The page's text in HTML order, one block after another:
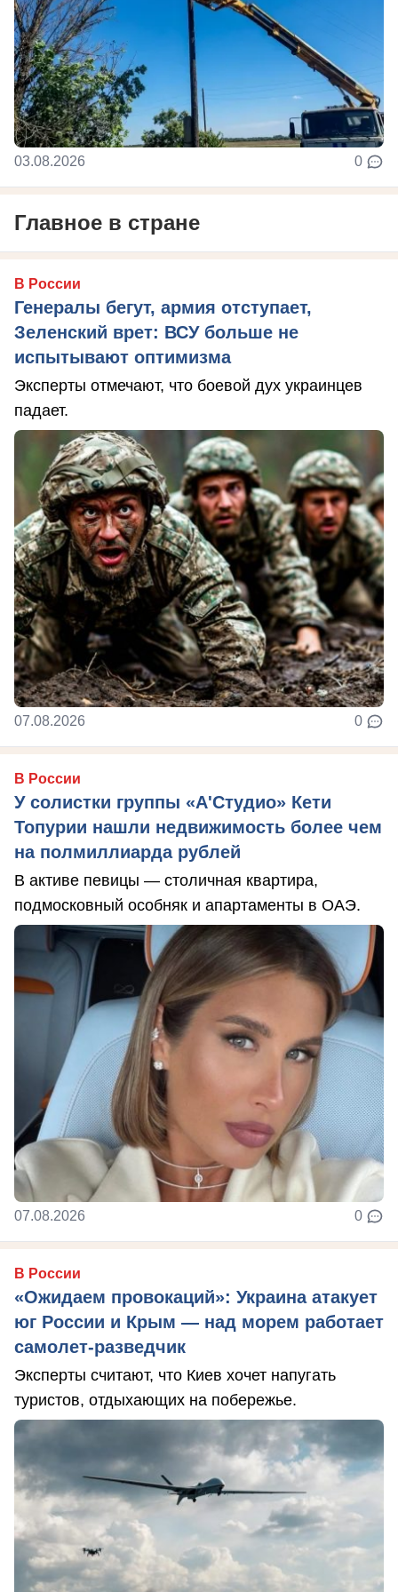
03.08.2026 0
Главное в стране
В России
Генералы бегут, армия отступает,
Зеленский врет: ВСУ больше не
испытывают оптимизма
Эксперты отмечают, что боевой дух украинцев
падает.
07.08.2026 0
В России
У солистки группы «А'Студио» Кети
Топурии нашли недвижимость более чем
на полмиллиарда рублей
В активе певицы — столичная квартира,
подмосковный особняк и апартаменты в ОАЭ.
07.08.2026 0
В России
«Ожидаем провокаций»: Украина атакует
юг России и Крым — над морем работает
самолет-разведчик
Эксперты считают, что Киев хочет напугать
туристов, отдыхающих на побережье.